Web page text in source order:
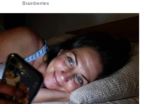
Brainberries